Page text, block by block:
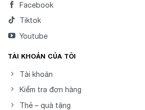
Facebook
Tiktok
Youtube
TÀI KHOẢN CỦA TÔI
Tài khoản
Kiểm tra đơn hàng
Thẻ – quà tặng